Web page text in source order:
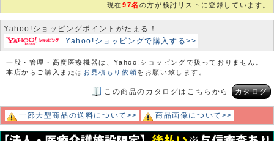
現在97名 の方が検討リストに登録しています。
Yahoo!ショッピングポイントがたまる！
Yahoo!ショッピングで購入する>>
一般・管理・高度医療機器は、Yahoo!ショッピングで扱っておりません。
本店からご購入または お見積もり依頼をお願い致します。
この商品のカタログはこちらから カタログ
一部大型商品の送料について>> 商品画像について>>